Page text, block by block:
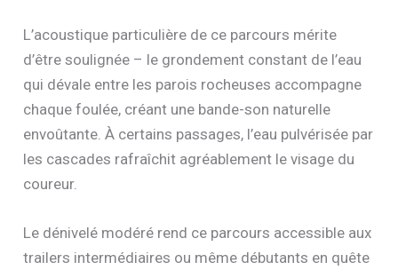
L’acoustique particulière de ce parcours mérite
d’être soulignée – le grondement constant de l’eau
qui dévale entre les parois rocheuses accompagne
chaque foulée, créant une bande-son naturelle
envoûtante. À certains passages, l’eau pulvérisée par
les cascades rafraîchit agréablement le visage du
coureur.
Le dénivelé modéré rend ce parcours accessible aux
trailers intermédiaires ou même débutants en quête